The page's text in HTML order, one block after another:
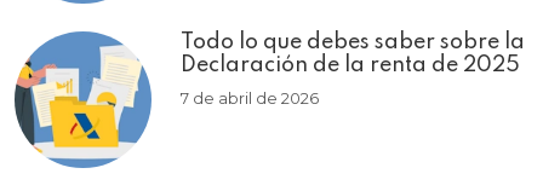
Todo lo que debes saber sobre la
Declaración de la renta de 2025
7 de abril de 2026